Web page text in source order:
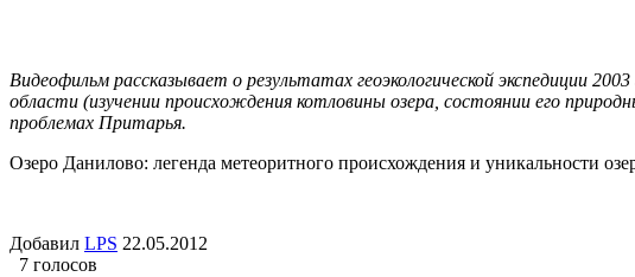
Видеофильм рассказывает о результатах геоэкологической экспедиции
области (изучении происхождения котловины озера, состоянии его
проблемах Притарья.
Озеро Данилово: легенда метеоритного происхождения и уникальности
Добавил LPS 22.05.2012
7 голосов